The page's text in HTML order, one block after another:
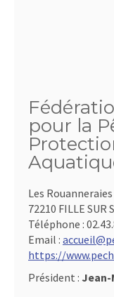
pour la
Les Rouanneraies
72210 FILLE SUR
Téléphone :
Email :
https://
Président : Jean-